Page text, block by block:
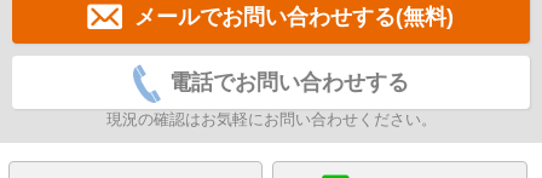
メールでお問い合わせする(無料)
電話でお問い合わせする
現況の確認はお気軽にお問い合わせください。